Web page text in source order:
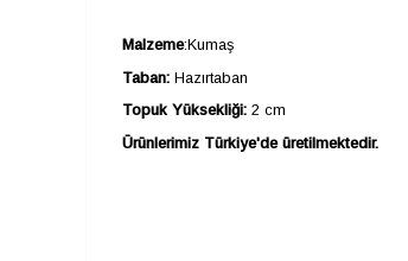
Malzeme:Kumaş
Taban: Hazırtaban
Topuk Yüksekliği: 2 cm
Ürünlerimiz Türkiye'de üretilmektedir.